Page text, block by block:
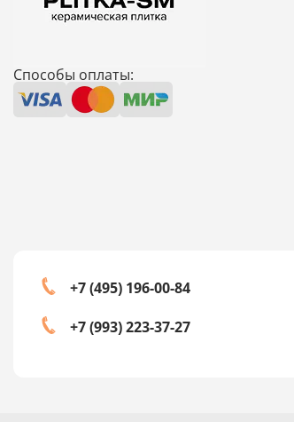
Способы оплаты:
+7 (495) 196-00-84
+7 (993) 223-37-27